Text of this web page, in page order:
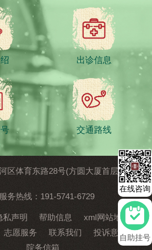
出诊信息
交通路线
区体育东路28号(方圆大厦首层)
务热线：191-5741-6729
私声明 帮助信息
xml网站地图
志愿服务 联系我们
投诉意见
院务信箱
自助挂号
在线咨询